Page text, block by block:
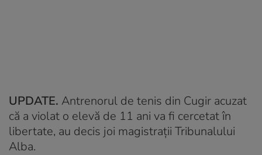
UPDATE. Antrenorul de tenis din Cugir acuzat
că a violat o elevă de 11 ani va fi cercetat în
libertate, au decis joi magistrații Tribunalului
Alba.